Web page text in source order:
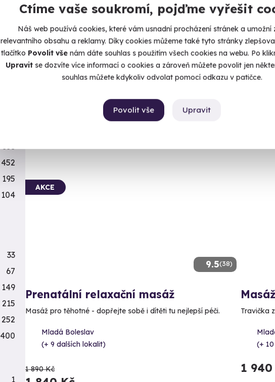
Ctíme vaše soukromí, pojďme vyřešit
Náš web používá cookies, které vám usnadní procházení stránek a umožní
relevantního obsahu a reklamy. Díky cookies můžeme také tyto stránky
tlačítko Povolit vše nám dáte souhlas s použitím všech cookies na webu. Po
Upravitse dozvíte více informací o cookies a zároveň můžete povolit jen
souhlas můžete kdykoliv odvolat pomocí odkazu v patičce.
Upravit
Povolit vše
9.4(91)
Reflexní masáž nohou
Zažijte příjemné doteky od chodidel po kolena.
Mladá Boleslav
Zažijte
horkých
9.5(38)
AKCE
Prenatální relaxační masáž
Masáž pro těhotné - dopřejte sobě i dítěti tu nejlepší péči.
Mladá Boleslav
(+ 9 dalších lokalit)
1 890 Kč
Travička
(+
1 940
4
196
31
353
452
195
104
33
67
149
215
252
400
1